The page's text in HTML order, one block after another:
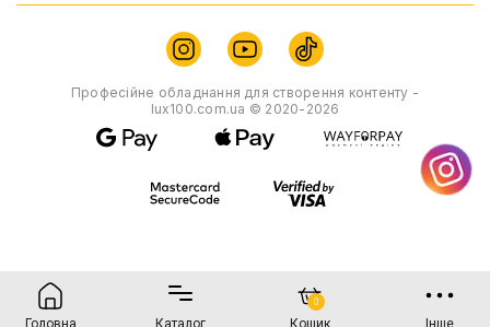
Головна Каталог
0
Кошик Інше
Професійне обладнання для створення контенту -
lux100.com.ua © 2020-2026